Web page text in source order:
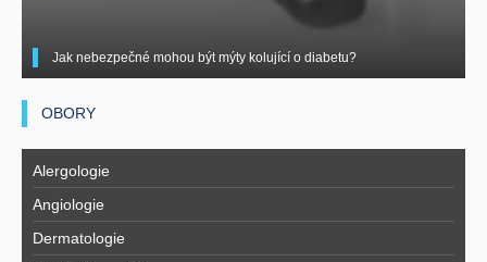
Jak nebezpečné mohou být mýty kolující o diabetu?
OBORY
Alergologie
Angiologie
Dermatologie